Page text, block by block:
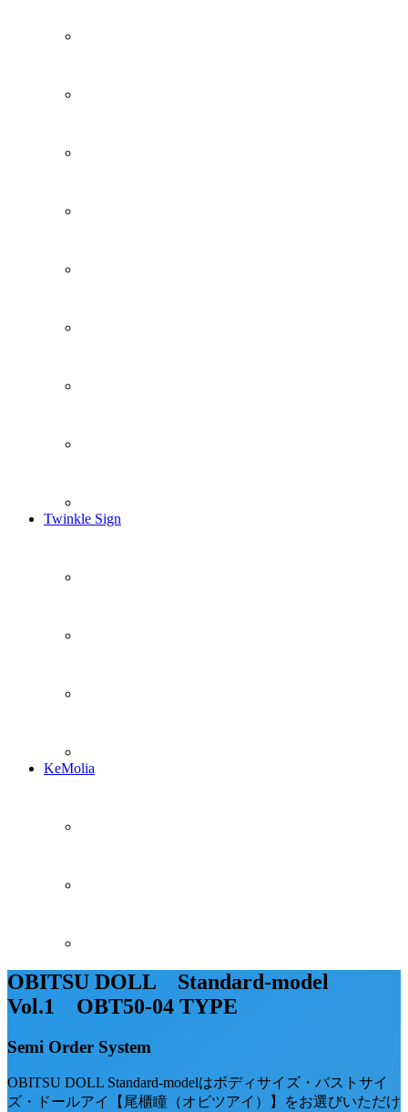
Twinkle Sign
KeMolia
OBITSU DOLL Standard-model
Vol.1 OBT50-04 TYPE
Semi Order System
OBITSU DOLL Standard-modelはボディサイズ・バストサイ
ズ・ドールアイ【尾櫃瞳（オビツアイ）】をお選びいただけ